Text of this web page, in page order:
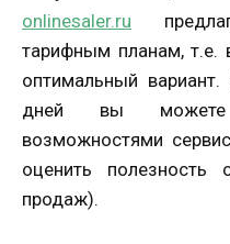
onlinesaler.ru
тарифным планам, т.е.
оптимальный
дней вы можете
возможностями
оценить полезность
продаж).